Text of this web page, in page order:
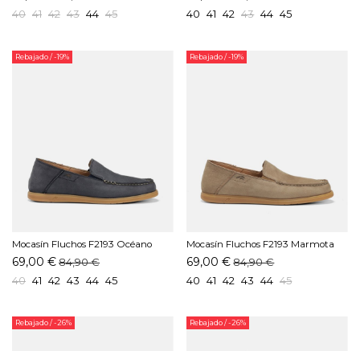
40 41 42 43 44 45
40 41 42 43 44 45
Rebajado/ -19%
Mocasín Fluchos F2193 Océano
69,00 €84,90 €
40 41 42 43 44 45
Rebajado/ -19%
Mocasín Fluchos F2193 Marmota
69,00 € 84,90 €
40 41 42 43 44 45
Rebajado/ -26% Rebajado/ -26%